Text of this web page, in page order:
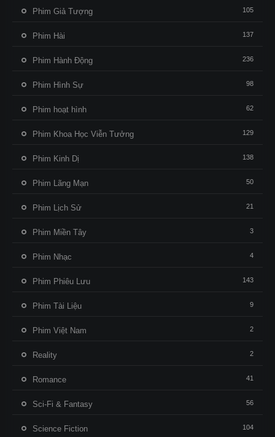
Phim Giả Tượng 105
Phim Hài 137
Phim Hành Động 236
Phim Hình Sự 98
Phim hoạt hình 62
Phim Khoa Học Viễn Tưởng 129
Phim Kinh Dị 138
Phim Lãng Mạn 50
Phim Lịch Sử 21
Phim Miền Tây 3
Phim Nhạc 4
Phim Phiêu Lưu 143
Phim Tài Liệu 9
Phim Việt Nam 2
Reality 2
Romance 41
Sci-Fi & Fantasy 56
Science Fiction 104